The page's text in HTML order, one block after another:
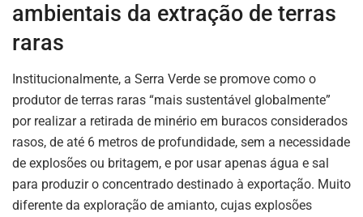
ambientais da extração de terras
raras
Institucionalmente, a Serra Verde se promove como o
produtor de terras raras “mais sustentável globalmente”
por realizar a retirada de minério em buracos considerados
rasos, de até 6 metros de profundidade, sem a necessidade
de explosões ou britagem, e por usar apenas água e sal
para produzir o concentrado destinado à exportação. Muito
diferente da exploração de amianto, cujas explosões